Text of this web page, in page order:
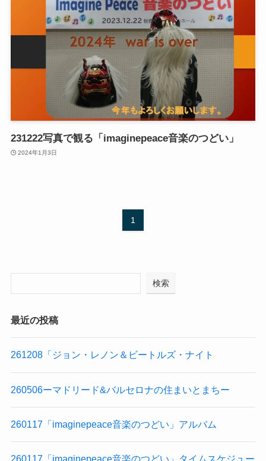
231222写真で観る「imaginepeace音楽のつどい」
2024年1月3日
1
検索
最近の投稿
261208「ジョン・レノン＆ビートルズ・ナイト
260506ーマドリード&バルセロナの住まいとまちー
260117「imaginepeace音楽のつどい」アルバム
260117「imaginepeace音楽のつどい」タイムスケジュー